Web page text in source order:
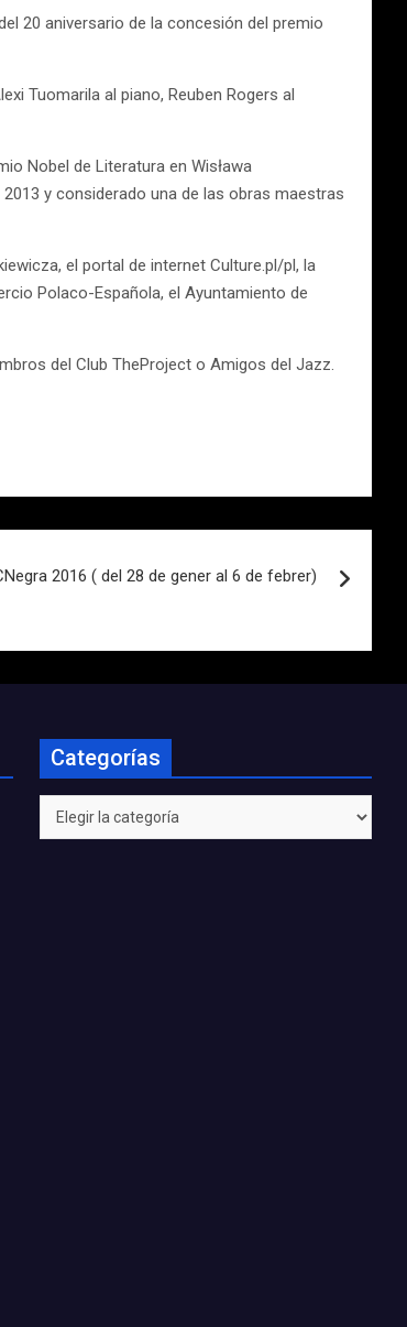
20 aniversario de la concesión del premio
Tuomarila al piano, Reuben Rogers al
Nobel de Literatura en Wisława
y considerado una de las obras maestras
el portal de internet Culture.pl/pl, la
Polaco-Española, el Ayuntamiento de
del Club TheProject o Amigos del Jazz.
2016 ( del 28 de gener al 6 de febrer)
Categorías
Categorías